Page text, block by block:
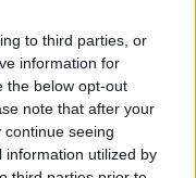
to third parties, or
information for
the below opt-out
note that after your
seeing
information utilized by